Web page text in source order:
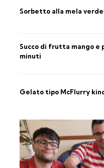
Sorbetto alla mela verde
Succo di frutta mango e
minuti
Gelato tipo McFlurry